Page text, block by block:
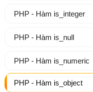
PHP - Hàm is_integer
PHP - Hàm is_null
PHP - Hàm is_numeric
PHP - Hàm is_object